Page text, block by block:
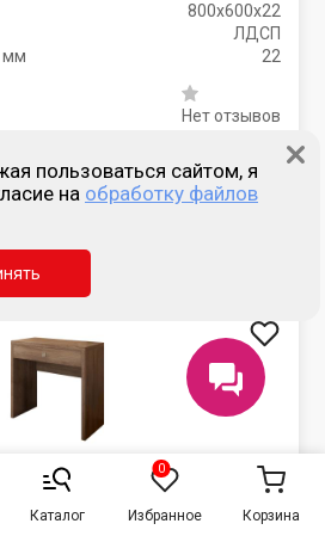
800х600х22
ЛДСП
мм
22
Нет отзывов
В корзину
заказ
Эконом 800х400х820 мм
Каталог Избранное Корзина
пользоваться сайтом, я
на обработку файлов